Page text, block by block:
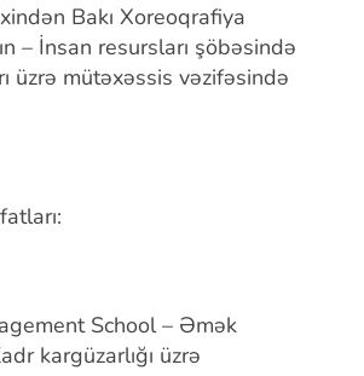
Bakı Xoreoqrafiya
– İnsan resursları şöbəsində
üzrə mütəxəssis vəzifəsində
School – Əmək
kargüzarlığı üzrə